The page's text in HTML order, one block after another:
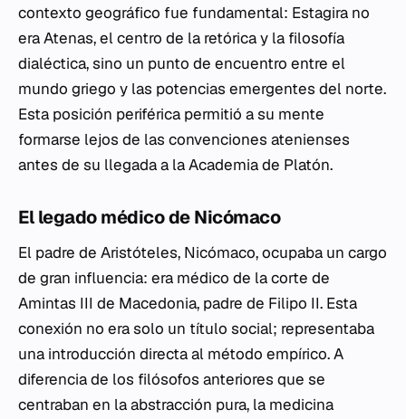
contexto geográfico fue fundamental: Estagira no
era Atenas, el centro de la retórica y la filosofía
dialéctica, sino un punto de encuentro entre el
mundo griego y las potencias emergentes del norte.
Esta posición periférica permitió a su mente
formarse lejos de las convenciones atenienses
antes de su llegada a la Academia de Platón.
El legado médico de Nicómaco
El padre de Aristóteles, Nicómaco, ocupaba un cargo
de gran influencia: era médico de la corte de
Amintas III de Macedonia, padre de Filipo II. Esta
conexión no era solo un título social; representaba
una introducción directa al método empírico. A
diferencia de los filósofos anteriores que se
centraban en la abstracción pura, la medicina